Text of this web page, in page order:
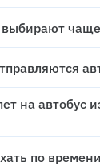
чаще
на автобус
по